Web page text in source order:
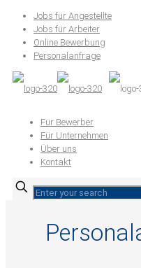
Jobs für Angestellte
Jobs für Arbeiter
Online Bewerbung
Personalanfrage
Für Bewerber
Für Unternehmen
Über uns
Kontakt